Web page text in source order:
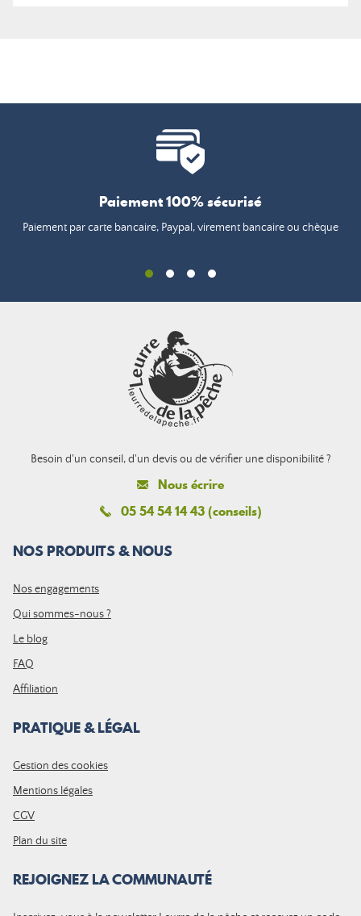
Paiement 100% sécurisé
Paiement par carte bancaire, Paypal, virement bancaire ou chèque
Besoin d'un conseil, d'un devis ou de vérifier une disponibilité ?
Nous écrire
05 54 54 14 43 (conseils)
NOS PRODUITS & NOUS
Nos engagements
Qui sommes-nous ?
Le blog
FAQ
Affiliation
PRATIQUE & LÉGAL
Gestion des cookies
Mentions légales
CGV
Plan du site
REJOIGNEZ LA COMMUNAUTÉ